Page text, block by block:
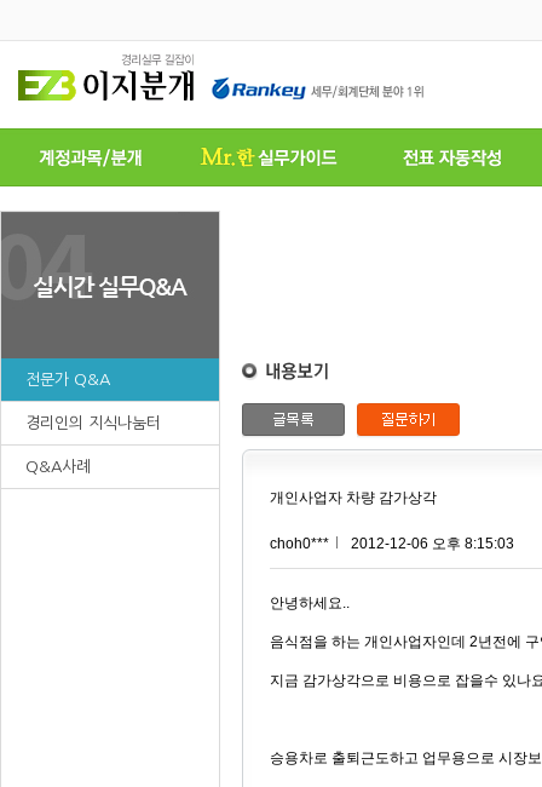
전문가 Q&A
경리인의 지식나눔터
Q&A사례
개인사업자 차량 감가상각
choh0*** 2012-12-06 오후 8:15:03
안녕하세요..
음식점을 하는 개인사업자인데 2년전에
지금 감가상각으로 비용으로 잡을수 있나
승용차로 출퇴근도하고 업무용으로 시장